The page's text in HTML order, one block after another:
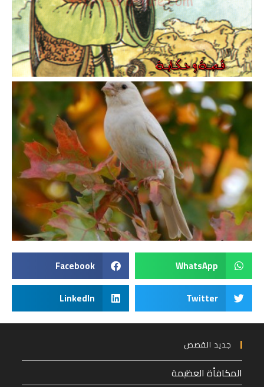
WhatsApp
Facebook
Twitter
LinkedIn
جديد القصص
المكافأة العظيمة